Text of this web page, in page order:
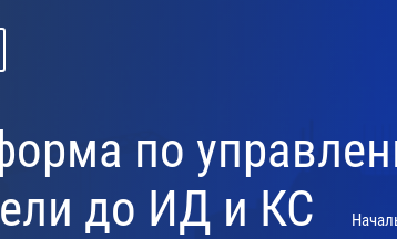
по
до ИД и КС